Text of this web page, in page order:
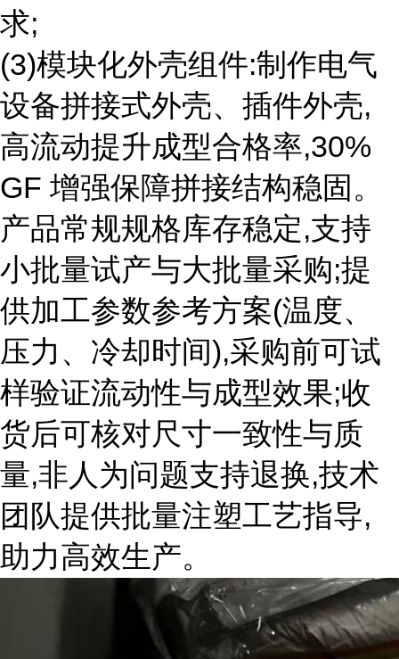
求;
(3)模块化外壳组件:制作电气
设备拼接式外壳、插件外壳,
高流动提升成型合格率,30%
GF 增强保障拼接结构稳固。
产品常规规格库存稳定,支持
小批量试产与大批量采购;提
供加工参数参考方案(温度、
压力、冷却时间),采购前可试
样验证流动性与成型效果;收
货后可核对尺寸一致性与质
量,非人为问题支持退换,技术
团队提供批量注塑工艺指导,
助力高效生产。